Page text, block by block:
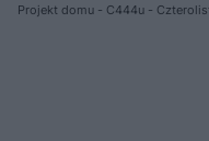
Projekt domu - C444u -